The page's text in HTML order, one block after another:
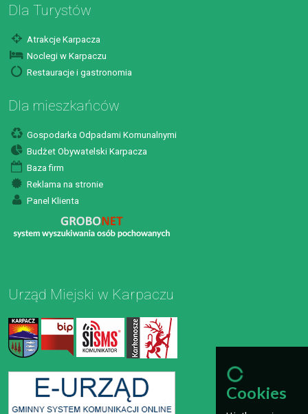
Dla Turystów
Atrakcje Karpacza
Noclegi w Karpaczu
Restauracje i gastronomia
Dla mieszkańców
Gospodarka Odpadami Komunalnymi
Budżet Obywatelski Karpacza
Baza firm
Reklama na stronie
Panel Klienta
Urząd Miejski w Karpaczu
Cookies